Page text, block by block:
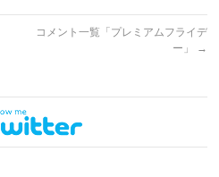
コメント一覧「プレミアムフライデ
ー」
→